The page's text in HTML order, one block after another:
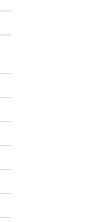
подвесками на елке
вышивки - 3